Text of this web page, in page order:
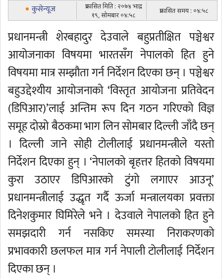
कुसेन्यूज
प्रकासित मिति : २०७४ भाद्र
१९, सोमबार ०४:५८
प्रकासित समय : ०४:५८
प्रधानमन्त्री शेरबहादुर देउवाले बहुप्रतीक्षित पञ्चेश्वर
आयोजनाका विषयमा भारतसँग नेपालको हित हुने
विषयमा मात्र सम्झौता गर्न निर्देशन दिएका छन् । पञ्चेश्वर
बहुउद्देश्यीय आयोजनाको ‘विस्तृत आयोजना प्रतिवेदन
(डिपिआर)’लाई अन्तिम रूप दिन गठन गरिएको विज्ञ
समूह दोस्रो बैठकमा भाग लिन सोमबार दिल्ली जाँदै छन्
। दिल्ली जाने सोही टोलीलाई प्रधानमन्त्रीले यस्तो
निर्देशन दिएका हुन् । ‘नेपालको बृहत्तर हितको विषयमा
कुरा उठाएर डिपिआरको टुंगो लगाएर आउनू’
प्रधानमन्त्रीलाई उद्धृत गर्दै ऊर्जा मन्त्रालयका प्रवक्ता
दिनेशकुमार घिमिरेले भने । देउवाले नेपालको हित हुने
समझदारी गर्न नसकिए समस्या निराकरणको
प्रभावकारी छलफल मात्र गर्न नेपाली टोलीलाई निर्देशन
दिएका छन् ।